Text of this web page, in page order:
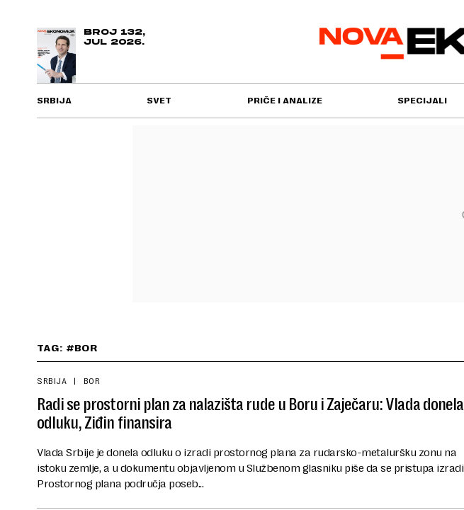
BROJ 132,
JUL 2026.
SRBIJA SVET PRIČE I ANALIZE SPECIJALI
TAG: #BOR
SRBIJA BOR
Radi se prostorni plan za nalazišta rude u Boru i Zaječaru: Vlada donela
odluku, Ziđin finansira
Vlada Srbije je donela odluku o izradi prostornog plana za rudarsko-metaluršku zonu na
istoku zemlje, a u dokumentu objavljenom u Službenom glasniku piše da se pristupa izradi
Prostornog plana područja poseb...